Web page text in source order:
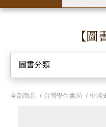
【圖
圖書分類
全部商品 / 台灣學生書局 /中國